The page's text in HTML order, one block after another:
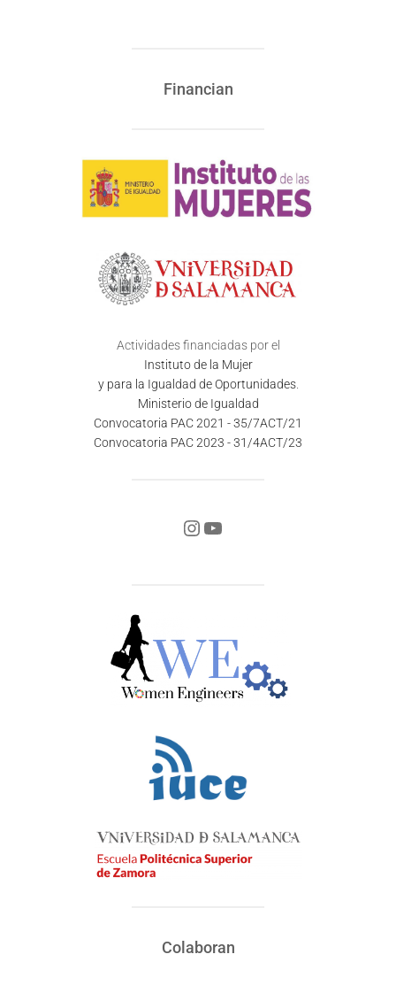
Financian
Actividades financiadas por el
Instituto de la Mujer
y para la Igualdad de Oportunidades.
Ministerio de Igualdad
Convocatoria PAC 2021 - 35/7ACT/21
Convocatoria PAC 2023 - 31/4ACT/23
Colaboran